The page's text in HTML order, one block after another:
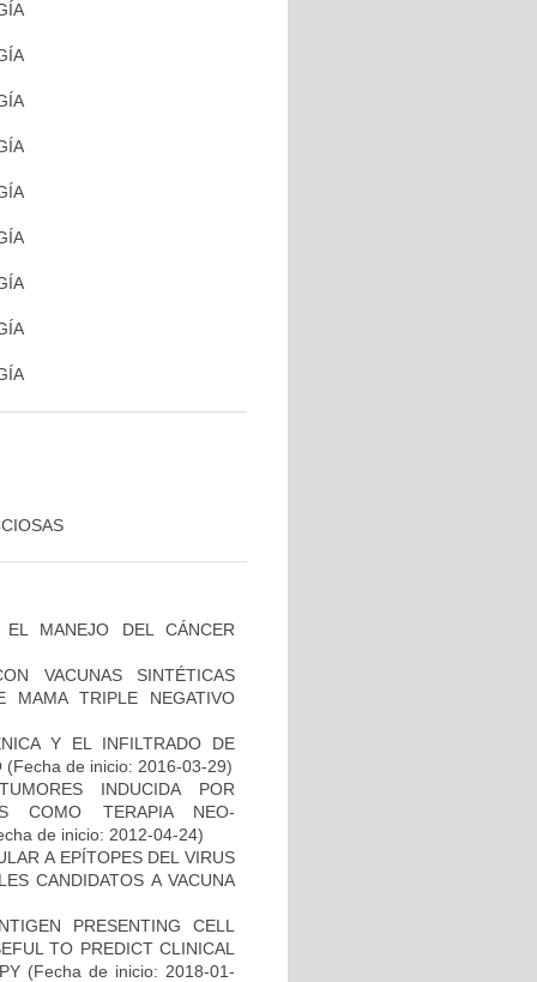
EL MANEJO DEL CÁNCER
VACUNAS SINTÉTICAS
MAMA TRIPLE NEGATIVO
Y EL INFILTRADO DE
(Fecha de inicio: 2016-03-29)
INDUCIDA POR
COMO TERAPIA NEO-
de inicio: 2012-04-24)
A EPÍTOPES DEL VIRUS
CANDIDATOS A VACUNA
PRESENTING CELL
TO PREDICT CLINICAL
(Fecha de inicio: 2018-01-